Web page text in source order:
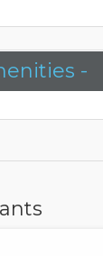
-